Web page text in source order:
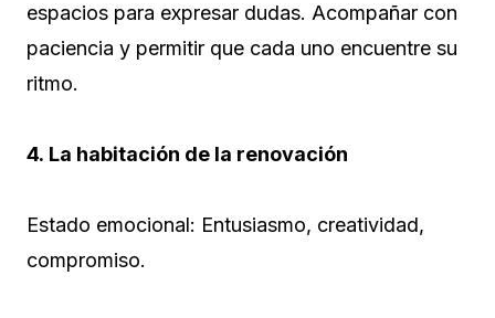
espacios para expresar dudas. Acompañar con
paciencia y permitir que cada uno encuentre su
ritmo.
4. La habitación de la renovación
Estado emocional: Entusiasmo, creatividad,
compromiso.